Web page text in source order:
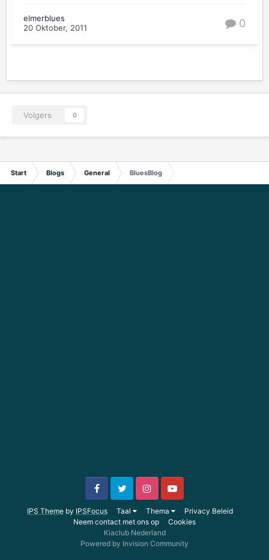
elmerblues
20 Oktober, 2011
0
Volgers 0
Start Blogs General BluesBlog
IPS Theme by IPSFocus Taal Thema
Privacy Beleid
Neem contact met ons op
Cookies
Kiaclub Nederland
Powered by Invision Community